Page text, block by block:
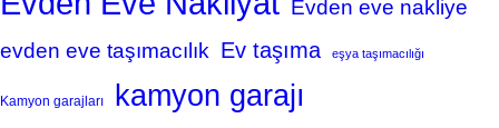
Evden eve nakliye
evden eve taşımacılık Ev taşıma eşya taşımacılığı
Kamyon garajları kamyon garajı